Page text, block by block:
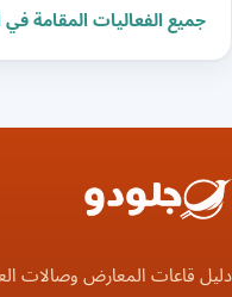
جميع الفعاليات المقامة
دليل قاعات المعارض وصالات